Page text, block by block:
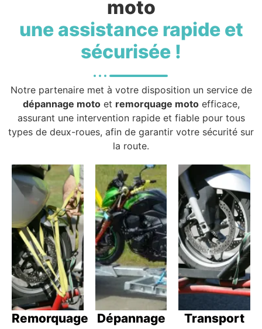
moto
une assistance rapide et
sécurisée !
Notre partenaire met à votre disposition un service de
dépannage motoet remorquage motoefficace,
assurant une intervention rapide et fiable pour tous
types de deux-roues, afin de garantir votre sécurité sur
la route.
Remorquage
Dépannage
Transport